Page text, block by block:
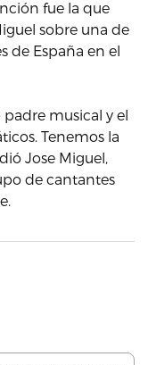
fue la que
sobre una de
de España en el
padre musical y el
Tenemos la
Jose Miguel,
de cantantes